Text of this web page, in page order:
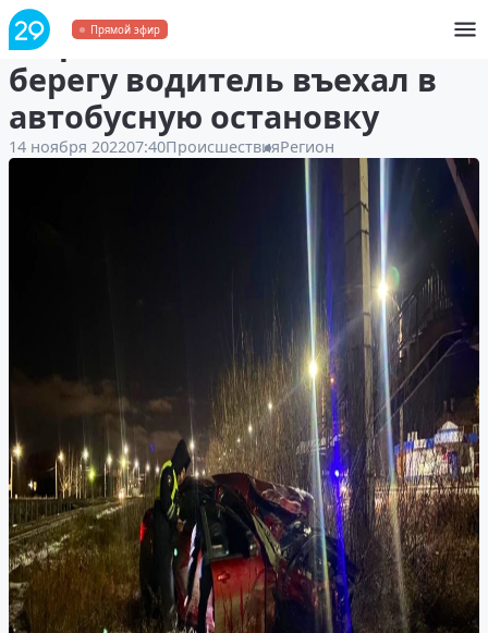
Прямой эфир
В Архангельске на Левом
берегу водитель въехал в
автобусную остановку
14 ноября 202207:40ПроисшествияРегион